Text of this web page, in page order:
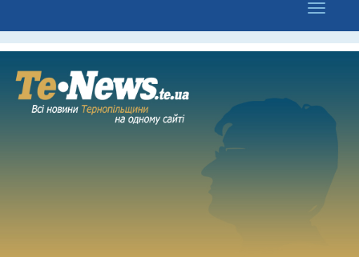
Toggle
navigation